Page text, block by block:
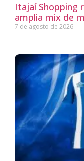
Itajaí Shopping
amplia mix de
7 de agosto de 2026